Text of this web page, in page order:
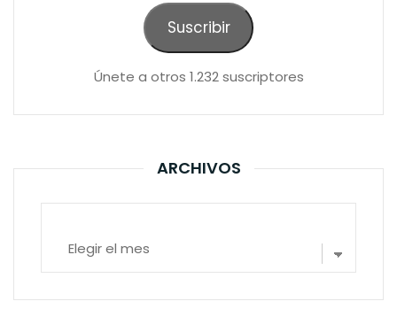
Suscribir
Únete a otros 1.232 suscriptores
ARCHIVOS